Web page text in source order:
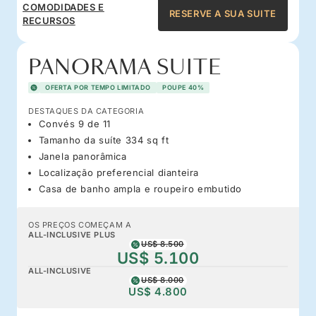
COMODIDADES E
RECURSOS
RESERVE A SUA SUITE
PANORAMA SUITE
OFERTA POR TEMPO LIMITADO POUPE 40%
DESTAQUES DA CATEGORIA
Convés 9 de 11
Tamanho da suíte 334 sq ft
Janela panorâmica
Localização preferencial dianteira
Casa de banho ampla e roupeiro embutido
OS PREÇOS COMEÇAM A
ALL-INCLUSIVE PLUS
US$ 8.500
US$ 5.100
ALL-INCLUSIVE
US$ 8.000
US$ 4.800